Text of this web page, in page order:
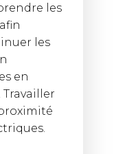
les
les
en